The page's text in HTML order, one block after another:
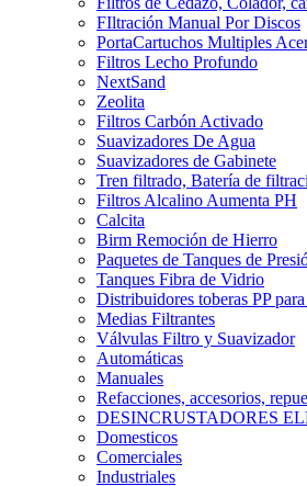
FIltración Manual Por Discos
PortaCartuchos Multiples
Filtros Lecho Profundo
NextSand
Zeolita
Filtros Carbón Activado
Suavizadores De Agua
Suavizadores de Gabinete
Tren filtrado, Batería de
Filtros Alcalino Aumenta PH
Calcita
Birm Remoción de Hierro
Paquetes de Tanques de
Tanques Fibra de Vidrio
Distribuidores toberas PP
Medias Filtrantes
Válvulas Filtro y Suavizador
Automáticas
Manuales
Refacciones, accesorios,
DESINCRUSTADORES
Domesticos
Comerciales
Industriales